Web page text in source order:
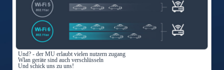
Und? - der MU erlaubt vielen nutzern zugang
Wlan geräte sind auch verschlüsseln
Und schick uns zu uns!